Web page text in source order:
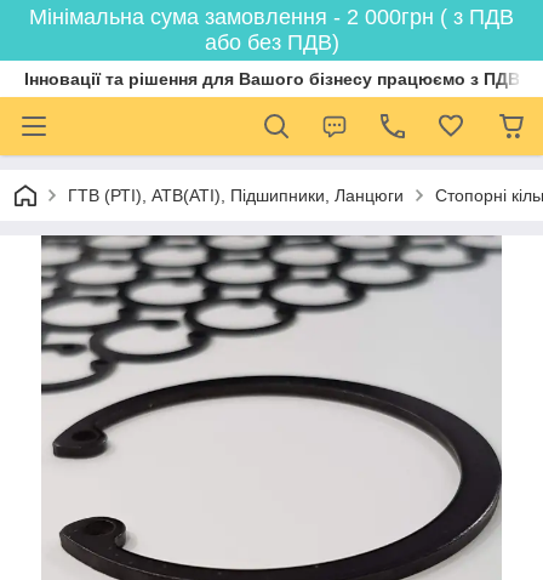
Мінімальна сума замовлення - 2 000грн ( з ПДВ
або без ПДВ)
Інновації та рішення для Вашого бізнесу працюємо з ПДВ
ГТВ (РТI), АТВ(АТI), Пiдшипники, Ланцюги Стопорні